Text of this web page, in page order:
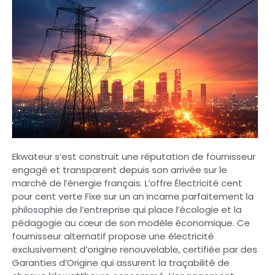
Ekwateur s’est construit une réputation de fournisseur
engagé et transparent depuis son arrivée sur le
marché de l’énergie français. L’offre Électricité cent
pour cent verte Fixe sur un an incarne parfaitement la
philosophie de l’entreprise qui place l’écologie et la
pédagogie au cœur de son modèle économique. Ce
fournisseur alternatif propose une électricité
exclusivement d’origine renouvelable, certifiée par des
Garanties d’Origine qui assurent la traçabilité de